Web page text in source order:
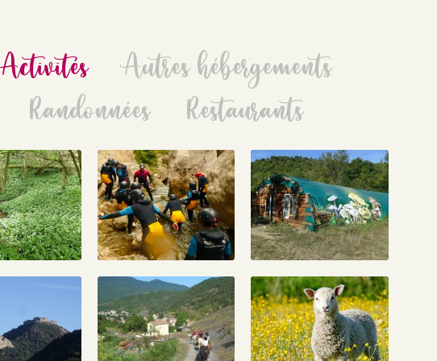
Activités
Autres hébergements
Randonnées
Restaurants